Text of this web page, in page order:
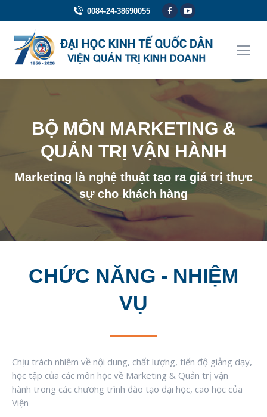
0084-24-38690055
Facebook
opens
in
YouTube
opens
in
BỘ MÔN MARKETING &
QUẢN TRỊ VẬN HÀNH
Marketing là nghệ thuật tạo ra giá trị thực
sự cho khách hàng
CHỨC NĂNG - NHIỆM
VỤ
Chịu trách nhiệm về nội dung, chất lượng, tiến độ giảng dạy,
học tập của các môn học về Marketing & Quản trị vận
hành trong các chương trình đào tạo đại học, cao học của
Viện